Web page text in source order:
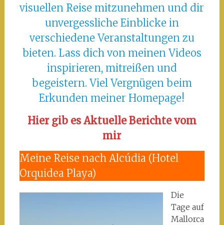
visuellen Reise mitzunehmen und dir
unvergessliche Einblicke in
verschiedene Veranstaltungen zu
bieten. Lass dich von meinen Videos
inspirieren, mitreißen und
begeistern. Viel Vergnügen beim
Erkunden meiner Homepage!
Hier gib es Aktuelle Berichte vom
mir
Meine Reise nach Alcúdia (Hotel
Orquidea Playa)
Die
Tage auf
Mallorca